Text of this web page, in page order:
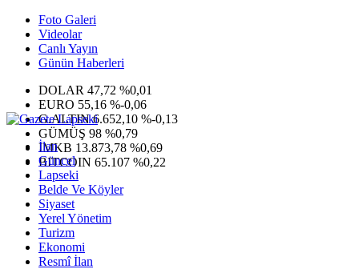
Foto Galeri
Videolar
Canlı Yayın
Günün Haberleri
DOLAR 47,72 %0,01
EURO 55,16 %-0,06
G.ALTIN6.652,10 %-0,13
GÜMÜŞ 98 %0,79
IMKB 13.873,78 %0,69
BITCOIN 65.107 %0,22
İlan
Güncel
Lapseki
Belde Ve Köyler
Siyaset
Yerel Yönetim
Turizm
Ekonomi
Resmî İlan